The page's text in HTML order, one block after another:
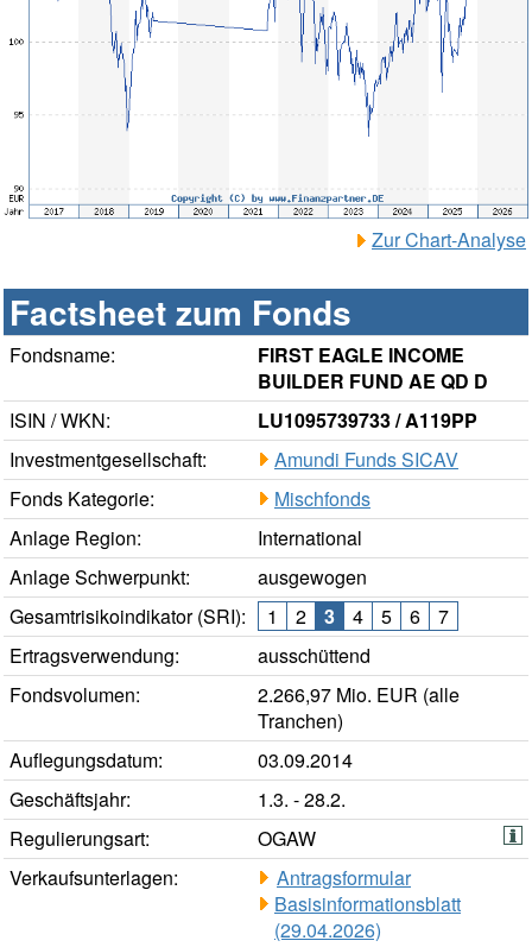
Zur Chart-Analyse
Factsheet zum Fonds
Fondsname:
FIRST EAGLE INCOME
BUILDER FUND AE QD D
ISIN / WKN:
LU1095739733 / A119PP
Investmentgesellschaft:
Amundi Funds SICAV
Fonds Kategorie:
Mischfonds
Anlage Region:
International
Anlage Schwerpunkt:
ausgewogen
Gesamtrisikoindikator (SRI):
1 2 3 4 5 6
7
Ertragsverwendung:
ausschüttend
Fondsvolumen:
2.266,97 Mio. EUR (alle
Tranchen)
Auflegungsdatum:
03.09.2014
Geschäftsjahr:
1.3. - 28.2.
Regulierungsart:
OGAW
Verkaufsunterlagen:
Antragsformular
Basisinformationsblatt
(29.04.2026)